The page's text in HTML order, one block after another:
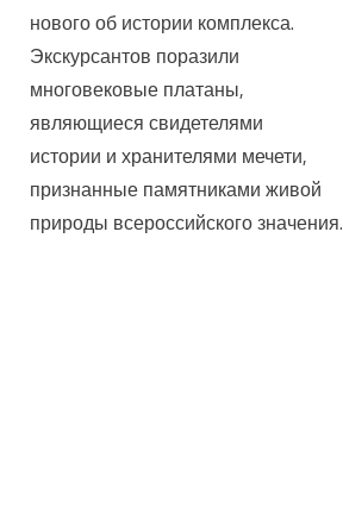
нового об истории комплекса.
Экскурсантов поразили
многовековые платаны,
являющиеся свидетелями
истории и хранителями мечети,
признанные памятниками живой
природы всероссийского значения.